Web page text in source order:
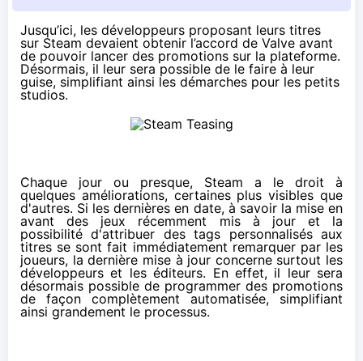
Jusqu’ici, les développeurs proposant leurs titres
sur Steam devaient obtenir l’accord de Valve avant
de pouvoir lancer des promotions sur la plateforme.
Désormais, il leur sera possible de le faire à leur
guise, simplifiant ainsi les démarches pour les petits
studios.
Chaque jour ou presque, Steam a le droit à
quelques améliorations, certaines plus visibles que
d'autres. Si les dernières en date, à savoir la mise en
avant des jeux récemment mis à jour et la
possibilité d'attribuer des tags personnalisés aux
titres se sont fait immédiatement remarquer par les
joueurs, la dernière mise à jour concerne surtout les
développeurs et les éditeurs. En effet, il leur sera
désormais possible de programmer des promotions
de façon complètement automatisée, simplifiant
ainsi grandement le processus.